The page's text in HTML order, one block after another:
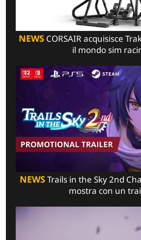
NEWSCORSAIR acquisisce
il mondo sim
NEWSTrails in the Sky 2nd
mostra con un